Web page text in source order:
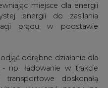
miejsce dla energii
energii do zasilania
prądu w podstawie
odrębne działanie dla
np. ładowanie w trakcie
doskonałą